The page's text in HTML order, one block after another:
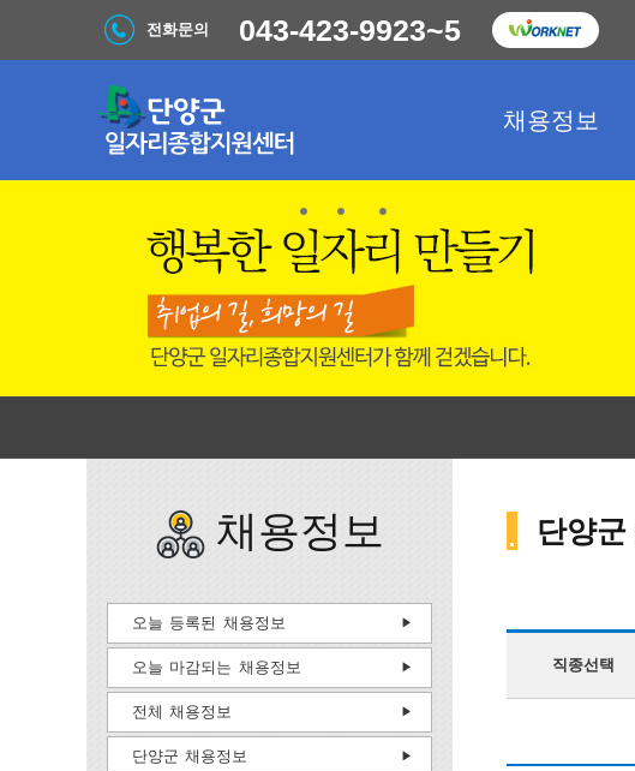
채용정보
전화문의 043-423-9923~5
단양
직종선택
채용정보
오늘 등록된 채용정보
오늘 마감되는 채용정보
전체 채용정보
단양군 채용정보